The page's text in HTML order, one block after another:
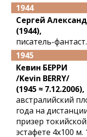
1944
Сергей
(1944),
писатель-фантаст.
1945
Кевин БЕРРИ
/Kevin BERRY/
(1945 ≈ 7.12.2006),
австралийский
года на
призер
эстафете 4x100